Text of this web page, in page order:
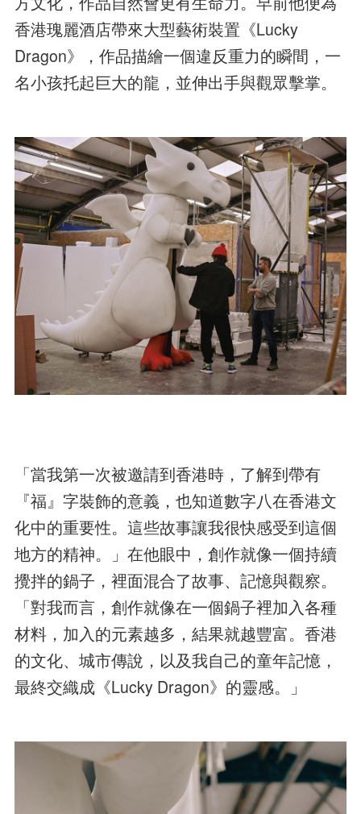
香港瑰麗酒店帶來大型藝術裝置《Lucky
Dragon》，作品描繪一個違反重力的瞬間，一
名小孩托起巨大的龍，並伸出手與觀眾擊掌。
「當我第一次被邀請到香港時，了解到帶有
『福』字裝飾的意義，也知道數字八在香港文
化中的重要性。這些故事讓我很快感受到這個
地方的精神。」在他眼中，創作就像一個持續
攪拌的鍋子，裡面混合了故事、記憶與觀察。
「對我而言，創作就像在一個鍋子裡加入各種
材料，加入的元素越多，結果就越豐富。香港
的文化、城市傳說，以及我自己的童年記憶，
最終交織成《Lucky Dragon》的靈感。」